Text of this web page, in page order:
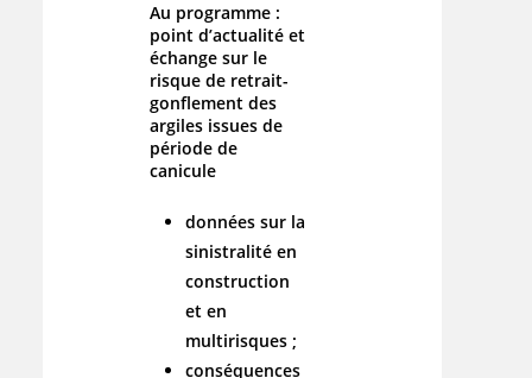
Au programme :
point d’actualité et
échange sur le
risque de retrait-
gonflement des
argiles issues de
période de
canicule
données sur la
sinistralité en
construction
et en
multirisques ;
conséquences